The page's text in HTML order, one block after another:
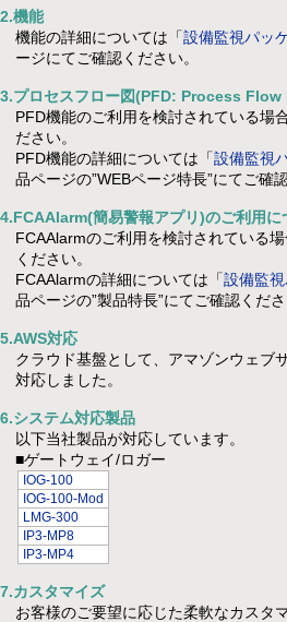
2.機能
機能の詳細については「設備監視パッ
ージにてご確認ください。
3.プロセスフロー図(PFD: Process Flow
PFD機能のご利用を検討されている場
ださい。
PFD機能の詳細については「設備監視
品ページの”WEBページ特長”にてご確
4.FCAAlarm(簡易警報アプリ)のご利用に
FCAAlarmのご利用を検討されている
ください。
FCAAlarmの詳細については「設備監
品ページの”製品特長”にてご確認くださ
5.AWS対応
クラウド基盤として、アマゾンウェブ
対応しました。
6.システム対応製品
以下当社製品が対応しています。
■ゲートウェイ/ロガー
IOG-100
IOG-100-Mod
LMG-300
IP3-MP8
IP3-MP4
7.カスタマイズ
お客様のご要望に応じた柔軟なカスタ